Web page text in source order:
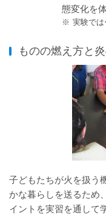
態変化を
※ 実験では
ものの燃え方と
子どもたちが火を扱う
かな暮らしを送るため
イントを実習を通して